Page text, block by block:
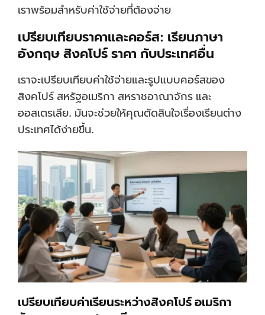
เราพร้อมสำหรับค่าใช้จ่ายที่ต้องจ่าย
เปรียบเทียบราคาและคอร์ส: เรียนภาษา
อังกฤษ สิงคโปร์ ราคา กับประเทศอื่น
เราจะเปรียบเทียบค่าใช้จ่ายและรูปแบบคอร์สของ
สิงคโปร์ สหรัฐอเมริกา สหราชอาณาจักร และ
ออสเตรเลีย. มันจะช่วยให้คุณตัดสินใจเรื่องเรียนต่าง
ประเทศได้ง่ายขึ้น.
เปรียบเทียบค่าเรียนระหว่างสิงคโปร์ อเมริกา